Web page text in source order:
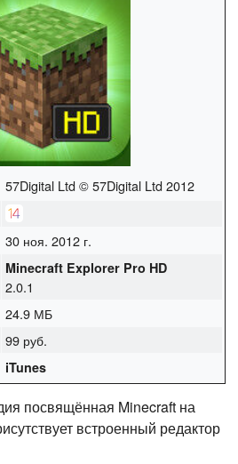
57Digital Ltd © 57Digital Ltd 2012
30 ноя. 2012 г.
Minecraft Explorer Pro HD
2.0.1
24.9 МБ
99 руб.
iTunes
посвящённая Minecraft на
встроенный редактор